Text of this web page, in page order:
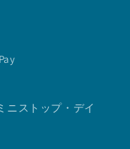
ニストップ・デイ